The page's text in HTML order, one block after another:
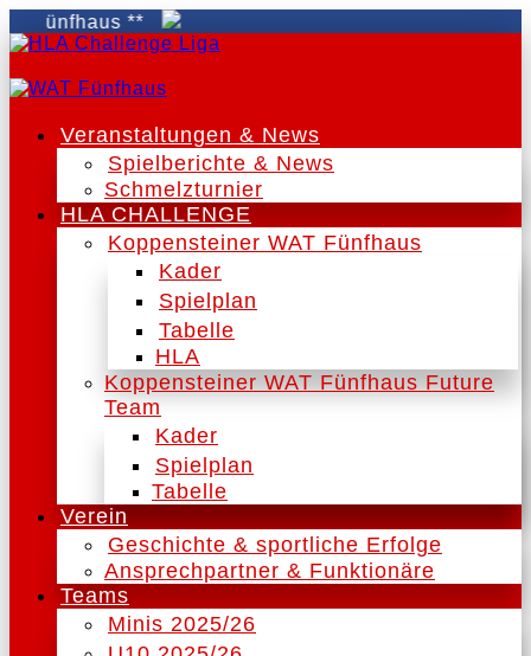
**
Veranstaltungen & News
Spielberichte & News
Schmelzturnier
HLA CHALLENGE
Koppensteiner WAT Fünfhaus
Kader
Spielplan
Tabelle
HLA
Koppensteiner WAT Fünfhaus Future
Team
Kader
Spielplan
Tabelle
Verein
Geschichte & sportliche Erfolge
Ansprechpartner & Funktionäre
Teams
Minis 2025/26